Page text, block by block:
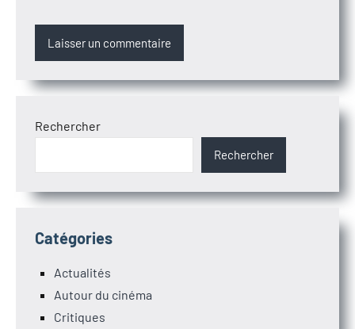
Rechercher
Rechercher
Catégories
Actualités
Autour du cinéma
Critiques